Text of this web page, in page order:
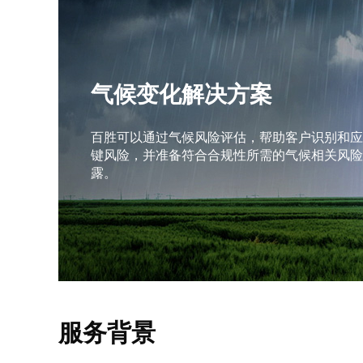
气候变化解决方案
百胜可以通过气候风险评估，帮助客户识别和
键风险，并准备符合合规性所需的气候相关风
露。
服务背景